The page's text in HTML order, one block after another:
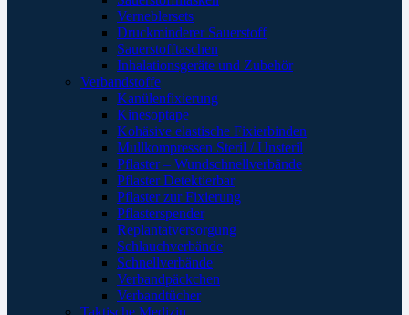
Verneblersets
Druckminderer Sauerstoff
Sauerstofftaschen
Inhalationsgeräte und Zubehör
Verbandstoffe
Kanülenfixierung
Kinesoptape
Kohäsive elastische Fixierbinden
Mullkompressen Steril / Unsteril
Pflaster – Wundschnellverbände
Pflaster Detektierbar
Pflaster zur Fixierung
Pflasterspender
Replantatversorgung
Schlauchverbände
Schnellverbände
Verbandpäckchen
Verbandtücher
Taktische Medizin